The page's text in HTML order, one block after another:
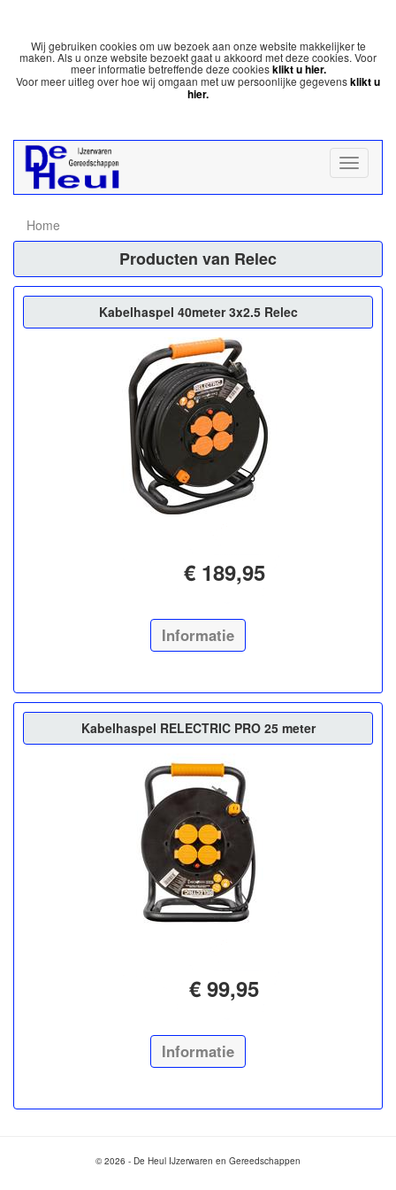
Wij gebruiken cookies om uw bezoek aan onze website makkelijker te
maken. Als u onze website bezoekt gaat u akkoord met deze cookies. Voor
meer informatie betreffende deze cookiesklikt u hier.
Voor meer uitleg over hoe wij omgaan met uw persoonlijke gegevensklikt u
hier.
Home
Producten van Relec
Kabelhaspel 40meter 3x2.5 Relec
€ 189,95
Informatie
Kabelhaspel RELECTRIC PRO 25 meter
€ 99,95
Informatie
© 2026 - De Heul IJzerwaren en Gereedschappen